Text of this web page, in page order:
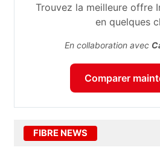
Trouvez la meilleure offre
en quelques
En collaboration avec
Comparer
FIBRE NEWS